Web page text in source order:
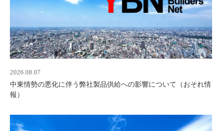
2026.08.07
中東情勢の悪化に伴う弊社製品供給への影響について（おそれ情
報）